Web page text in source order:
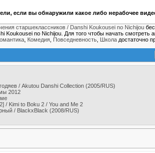
если вы обнаружили какое либо нерабочее
старшеклассников / Danshi Koukousei no Nichijou
Koukousei no Nichijou. Для того чтобы начать смотреть
Комедия Повседневность Школа достаточно
/ Akutou Danshi Collection (2005/RUS)
2012
/ Kimi to Boku 2 / You and Me 2
/ BlackxBlack (2008/RUS)